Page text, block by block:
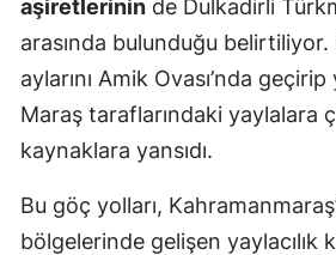
aşiretlerinin de Dulkadirli
arasında bulunduğu belirtiliyor.
aylarını Amik Ovası’nda
Maraş taraflarındaki yaylalara
kaynaklara yansıdı.
Bu göç yolları,
bölgelerinde gelişen yaylacılık